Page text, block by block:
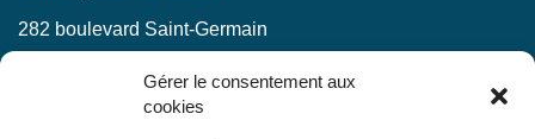
Gérer le consentement aux
cookies
282 boulevard Saint-Germain